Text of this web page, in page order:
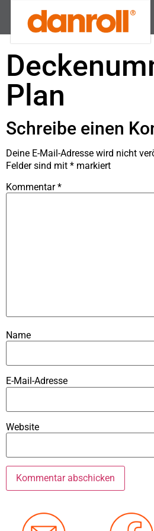
Plan
Schreibe einen
Deine E-Mail-Adresse wird nicht
Felder sind mit * markiert
Kommentar*
Name
E-Mail-Adresse
Website